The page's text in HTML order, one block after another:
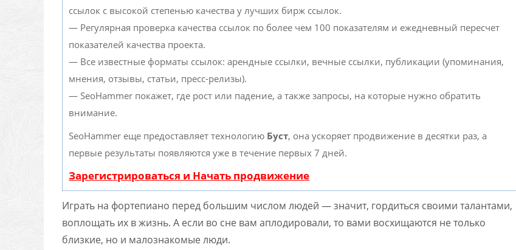
ссылок с высокой степенью качества у лучших бирж ссылок.
— Регулярная проверка качества ссылок по более чем 100 показателям и ежедневный пересчет
показателей качества проекта.
— Все известные форматы ссылок: арендные ссылки, вечные ссылки, публикации (упоминания,
мнения, отзывы, статьи, пресс-релизы).
— SeoHammer покажет, где рост или падение, а также запросы, на которые нужно обратить
внимание.
SeoHammer еще предоставляет технологию Буст, она ускоряет продвижение в десятки раз, а
первые результаты появляются уже в течение первых 7 дней.
Зарегистрироваться и Начать продвижение
Играть на фортепиано перед большим числом людей — значит, гордиться своими талантами,
воплощать их в жизнь. А если во сне вам аплодировали, то вами восхищаются не только
близкие, но и малознакомые люди.